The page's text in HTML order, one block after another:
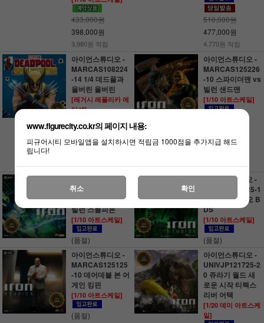
433,000원
398,000원
3,980원 적립
510,000원
477,000원
4,770원 적립
아이언스튜디오 -
MARCAS108224
-14 1/4 데드풀과
울버린 울버린
[레거시 레플리카 에
디션]
1,660,000원
13,500원 적립
아이언스튜디오 -
MARCAS125226
-10 스파이더맨 vs
빌런 샌드맨
[1/10 아트스케일]
아이언스튜디오 -
MARCAS128925
-10 스파이더맨 vs
빌런 스콜피온
[1/10 아트스케일]
(품절)
아이언스튜디오 -
MATRIX128425-1
0 매트릭스 네오 B
DS
[1/10 아트스케일]
(품절)
아이언스튜디오 -
MARCAS125125
-10 데어데블 본 어
게인 킹핀
[1/10 아트스케일]
(품절)
아이언스튜디오 -
UNIVJP121725-2
0 쥬라기 월드 새
로운 시작 티렉스
리버 어택
[1/20 데미 아트스케
일]
www.figurecity.co.kr의 페이지 내용:
피규어시티 모바일앱을 설치하시면 적립금 1000점을 추가지급 해드
립니다!
취소 확인